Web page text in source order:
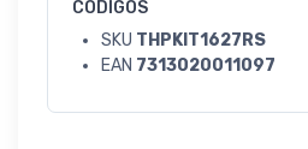
CODIGOS
SKU THPKIT1627RS
EAN 7313020011097